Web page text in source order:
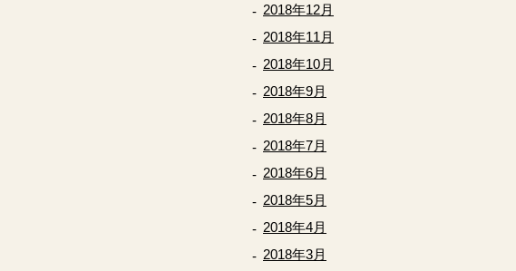
2018年12月
2018年11月
2018年10月
2018年9月
2018年8月
2018年7月
2018年6月
2018年5月
2018年4月
2018年3月